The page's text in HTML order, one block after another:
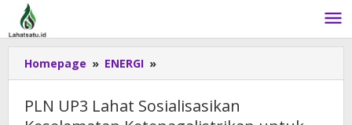
Lewati
konten
Homepage » ENERGI »
UP3
Lahat
Sosialisasikan
PLN UP3 Lahat Sosialisasikan